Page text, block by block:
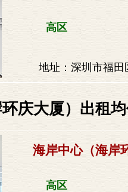
高区
地址：深圳市福田
庆大厦）出租
海岸中心（海岸
高区